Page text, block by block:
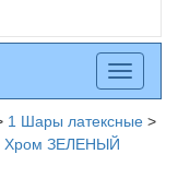
меню
1 Шары латексные >
Хром ЗЕЛЕНЫЙ